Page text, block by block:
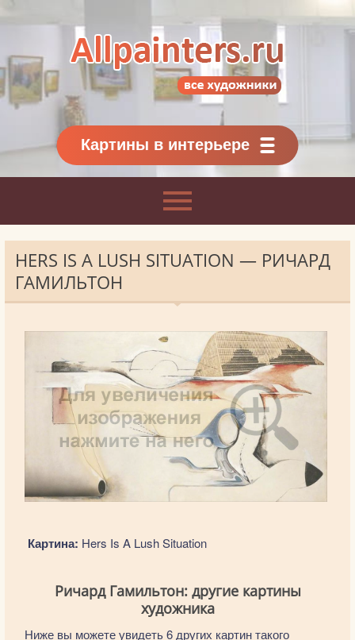
Картины классиков
и современников
Картины в интерьере
HERS IS A LUSH SITUATION — РИЧАРД
ГАМИЛЬТОН
Картина: Hers Is A Lush Situation
Ричард Гамильтон: другие картины
художника
Ниже вы можете увидеть 6 других картин такого